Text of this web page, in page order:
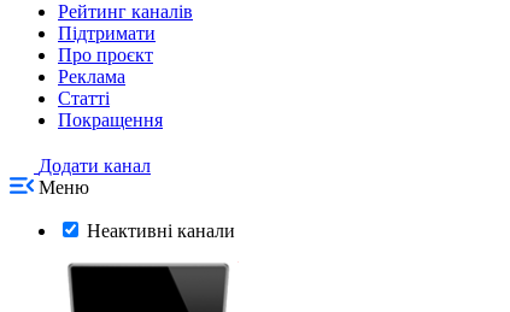
Рейтинг каналів
Підтримати
Про проєкт
Реклама
Статті
Покращення
Додати канал
Меню
Неактивні канали